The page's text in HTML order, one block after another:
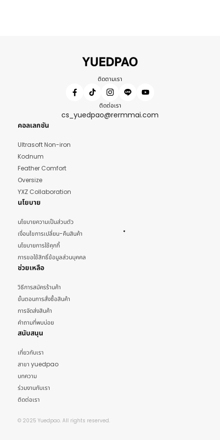
ติดตามเรา
ติดต่อเรา
cs_yuedpao@rermmai.com
คอลเลกชัน
Ultrasoft Non-iron
Kodnum
Feather Comfort
Oversize
YXZ Collaboration
นโยบาย
นโยบายความเป็นส่วนตัว
เงื่อนไขการเปลี่ยน-คืนสินค้า
นโยบายการใช้คุกกี้
การขอใช้สิทธิ์ข้อมูลส่วนบุคคล
ช่วยเหลือ
วิธีการสมัครร้านค้า
ขั้นตอนการสั่งซื้อสินค้า
การจัดส่งสินค้า
คำถามที่พบบ่อย
สนับสนุน
เกี่ยวกับเรา
สาขา yuedpao
บทความ
ร่วมงานกับเรา
ติดต่อเรา
© 2025 Yuedpao. All rights reserved.